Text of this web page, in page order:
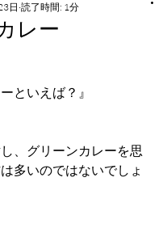
レー
日 読了時間: 1分
といえば？』
、グリーンカレーを思
多いのではないでしょ